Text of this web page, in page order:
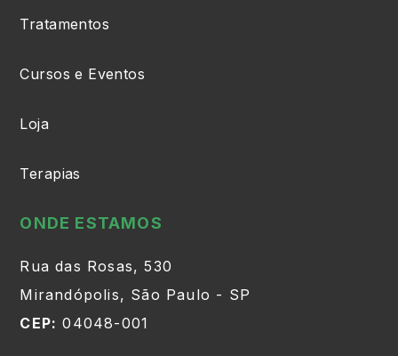
Tratamentos
Cursos e Eventos
Loja
Terapias
ONDE ESTAMOS
Rua das Rosas, 530
Mirandópolis, São Paulo - SP
CEP: 04048-001